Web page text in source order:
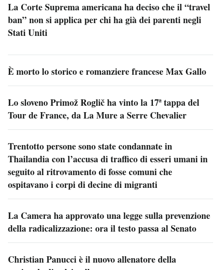
La Corte Suprema americana ha deciso che il “travel
ban” non si applica per chi ha già dei parenti negli
Stati Uniti
È morto lo storico e romanziere francese Max Gallo
Lo sloveno Primož Roglič ha vinto la 17ª tappa del
Tour de France, da La Mure a Serre Chevalier
Trentotto persone sono state condannate in
Thailandia con l’accusa di traffico di esseri umani in
seguito al ritrovamento di fosse comuni che
ospitavano i corpi di decine di migranti
La Camera ha approvato una legge sulla prevenzione
della radicalizzazione: ora il testo passa al Senato
Christian Panucci è il nuovo allenatore della